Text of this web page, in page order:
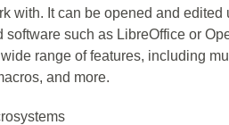
with. It can be opened and edited
software such as LibreOffice or
range of features, including
and more.